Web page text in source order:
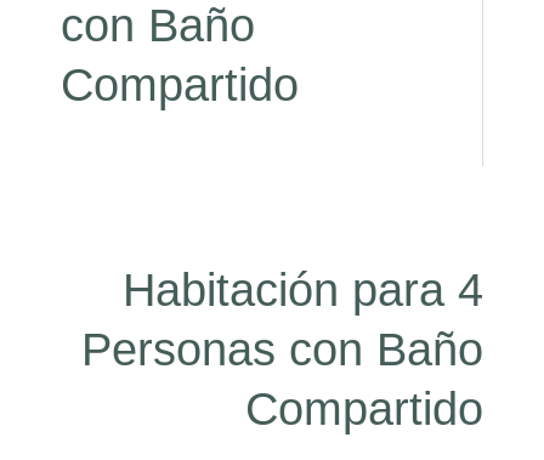
con Baño
Compartido
Habitación para 4
Personas con Baño
Compartido